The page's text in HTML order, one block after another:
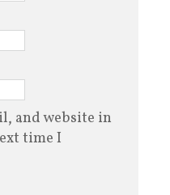
and website in
time I